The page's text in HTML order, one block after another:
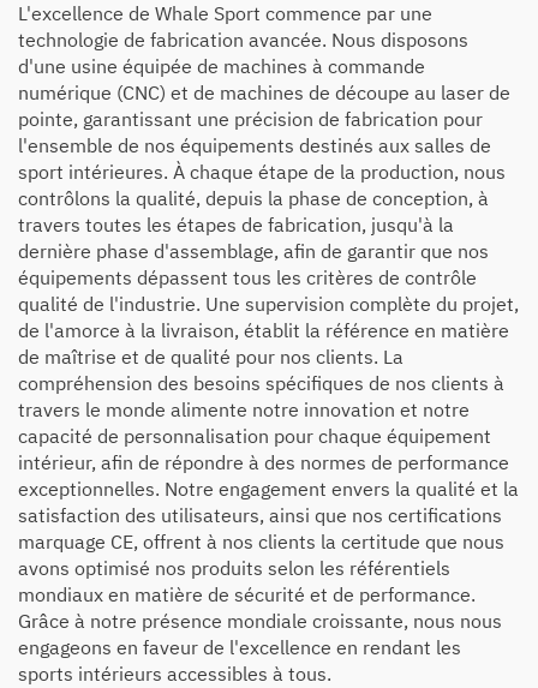
L'excellence de Whale Sport commence par une
technologie de fabrication avancée. Nous disposons
d'une usine équipée de machines à commande
numérique (CNC) et de machines de découpe au laser de
pointe, garantissant une précision de fabrication pour
l'ensemble de nos équipements destinés aux salles de
sport intérieures. À chaque étape de la production, nous
contrôlons la qualité, depuis la phase de conception, à
travers toutes les étapes de fabrication, jusqu'à la
dernière phase d'assemblage, afin de garantir que nos
équipements dépassent tous les critères de contrôle
qualité de l'industrie. Une supervision complète du projet,
de l'amorce à la livraison, établit la référence en matière
de maîtrise et de qualité pour nos clients. La
compréhension des besoins spécifiques de nos clients à
travers le monde alimente notre innovation et notre
capacité de personnalisation pour chaque équipement
intérieur, afin de répondre à des normes de performance
exceptionnelles. Notre engagement envers la qualité et la
satisfaction des utilisateurs, ainsi que nos certifications
marquage CE, offrent à nos clients la certitude que nous
avons optimisé nos produits selon les référentiels
mondiaux en matière de sécurité et de performance.
Grâce à notre présence mondiale croissante, nous nous
engageons en faveur de l'excellence en rendant les
sports intérieurs accessibles à tous.